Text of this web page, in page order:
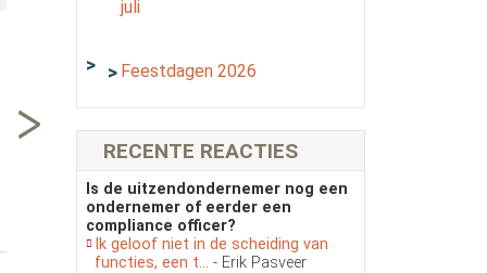
26-06-2026
Randstad-topman Jeroen
Tiel: “De uitdaging – voor
de hele maatschappij – is
AI-ongeletterdheid...
11-06-2026
Slimmer werken met AI:
praktische prompts voor
intercedenten en
recruiters
juli
Feestdagen 2026
RECENTE REACTIES
Is de uitzendondernemer nog een
ondernemer of eerder een
compliance officer?
Ik geloof niet in de scheiding van
functies, een t... - Erik Pasveer